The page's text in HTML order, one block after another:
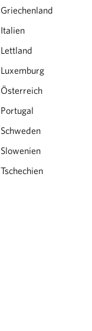
Griechenland
Italien
Lettland
Luxemburg
Österreich
Portugal
Schweden
Slowenien
Tschechien